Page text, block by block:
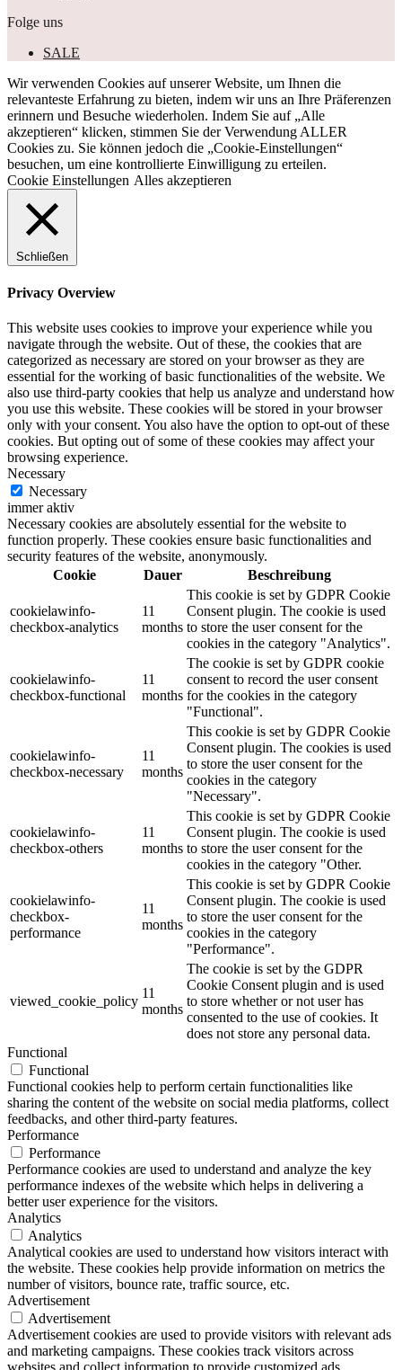
Folge uns
SALE
Wir verwenden Cookies auf unserer Website, um Ihnen die
relevanteste Erfahrung zu bieten, indem wir uns an Ihre Präferenzen
erinnern und Besuche wiederholen. Indem Sie auf „Alle
akzeptieren“ klicken, stimmen Sie der Verwendung ALLER
Cookies zu. Sie können jedoch die „Cookie-Einstellungen“
besuchen, um eine kontrollierte Einwilligung zu erteilen.
Cookie Einstellungen Alles akzeptieren
Schließen
Privacy Overview
This website uses cookies to improve your experience while you
navigate through the website. Out of these, the cookies that are
categorized as necessary are stored on your browser as they are
essential for the working of basic functionalities of the website. We
also use third-party cookies that help us analyze and understand how
you use this website. These cookies will be stored in your browser
only with your consent. You also have the option to opt-out of these
cookies. But opting out of some of these cookies may affect your
browsing experience.
Necessary
Necessary
immer aktiv
Necessary cookies are absolutely essential for the website to
function properly. These cookies ensure basic functionalities and
security features of the website, anonymously.
Cookie
Dauer Beschreibung
cookielawinfo-
checkbox-analytics
11
months
This cookie is set by GDPR Cookie
Consent plugin. The cookie is used
to store the user consent for the
cookies in the category "Analytics".
cookielawinfo-
checkbox-functional
11
months
The cookie is set by GDPR cookie
consent to record the user consent
for the cookies in the category
"Functional".
cookielawinfo-
checkbox-necessary
11
months
This cookie is set by GDPR Cookie
Consent plugin. The cookies is used
to store the user consent for the
cookies in the category
"Necessary".
cookielawinfo-
checkbox-others
11
months
This cookie is set by GDPR Cookie
Consent plugin. The cookie is used
to store the user consent for the
cookies in the category "Other.
cookielawinfo-
checkbox-
performance
11
months
This cookie is set by GDPR Cookie
Consent plugin. The cookie is used
to store the user consent for the
cookies in the category
"Performance".
viewed_cookie_policy
11
months
The cookie is set by the GDPR
Cookie Consent plugin and is used
to store whether or not user has
consented to the use of cookies. It
does not store any personal data.
Functional
Functional
Functional cookies help to perform certain functionalities like
sharing the content of the website on social media platforms, collect
feedbacks, and other third-party features.
Performance
Performance
Performance cookies are used to understand and analyze the key
performance indexes of the website which helps in delivering a
better user experience for the visitors.
Analytics
Analytics
Analytical cookies are used to understand how visitors interact with
the website. These cookies help provide information on metrics the
number of visitors, bounce rate, traffic source, etc.
Advertisement
Advertisement
Advertisement cookies are used to provide visitors with relevant ads
and marketing campaigns. These cookies track visitors across